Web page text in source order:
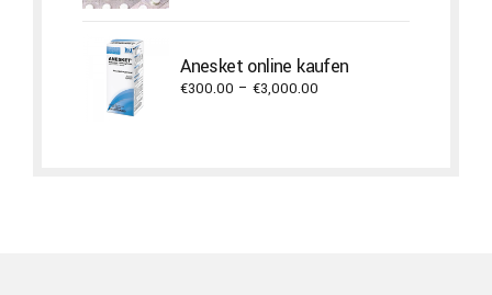
€1,500.00
Anesket online kaufen
€300.00 – €3,000.00